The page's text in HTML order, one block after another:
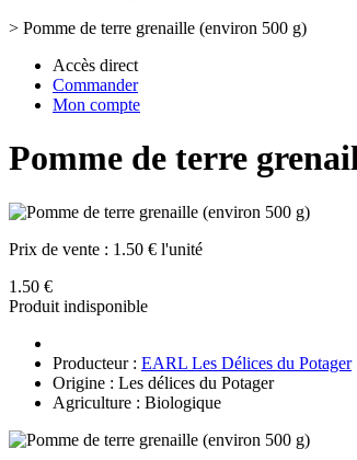
> Pomme de terre grenaille (environ 500 g)
Accès direct
Commander
Mon compte
Pomme de terre
Prix de vente : 1.50 € l'unité
1.50 €
Produit indisponible
Producteur : EARL Les Délices du Potager
Origine : Les délices du Potager
Agriculture : Biologique